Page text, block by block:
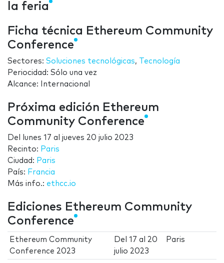
la feria
Ficha técnica Ethereum Community
Conference
Sectores: Soluciones tecnológicas,
Tecnología
Periocidad: Sólo una vez
Alcance: Internacional
Próxima edición Ethereum
Community Conference
Del lunes 17 al jueves 20 julio 2023
Recinto: Paris
Ciudad: Paris
País: Francia
Más info.: ethcc.io
Ediciones Ethereum Community
Conference
Ethereum Community
Conference 2023
Del17 al 20
julio 2023
Paris